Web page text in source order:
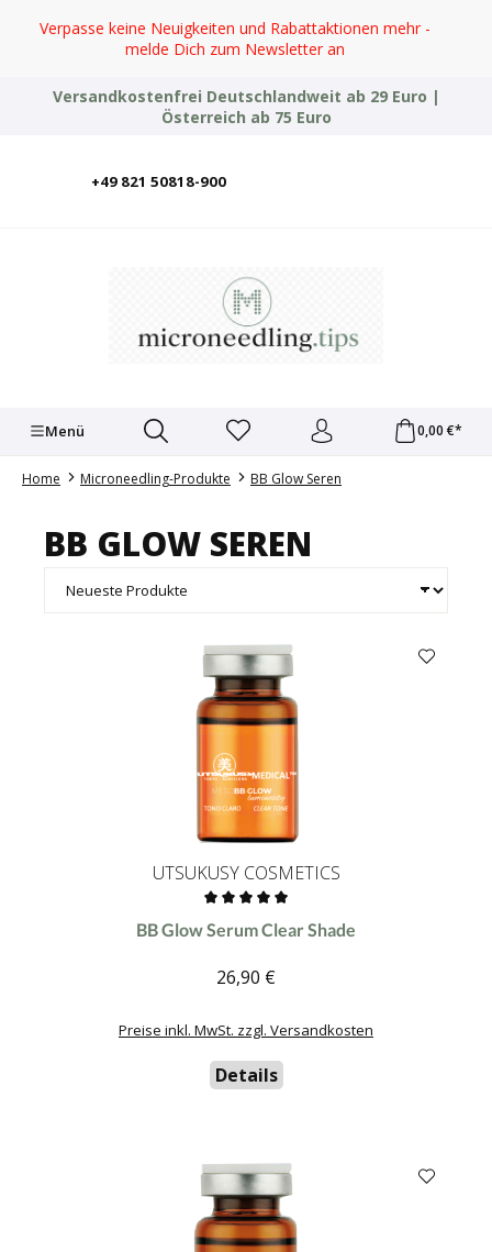
Zum Hauptinhalt springen
Verpasse keine Neuigkeiten und Rabattaktionen mehr -
melde Dich zum Newsletter an
Versandkostenfrei Deutschlandweit ab 29 Euro |
Österreich ab 75 Euro
+49 821 50818-900
Menü 0,00 €*
Home Microneedling-Produkte BB Glow Seren
BB GLOW SEREN
UTSUKUSY COSMETICS
Durchschnittliche Bewertung von 0 von 5 Sternen
BB Glow Serum Clear Shade
Regulärer Preis:
26,90 €
Preise inkl. MwSt. zzgl. Versandkosten
Details